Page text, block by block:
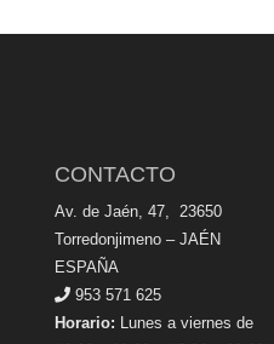
CONTACTO
Av. de Jaén, 47, 23650
Torredonjimeno – JAÉN
ESPAÑA
953 571 625
Horario: Lunes a viernes de